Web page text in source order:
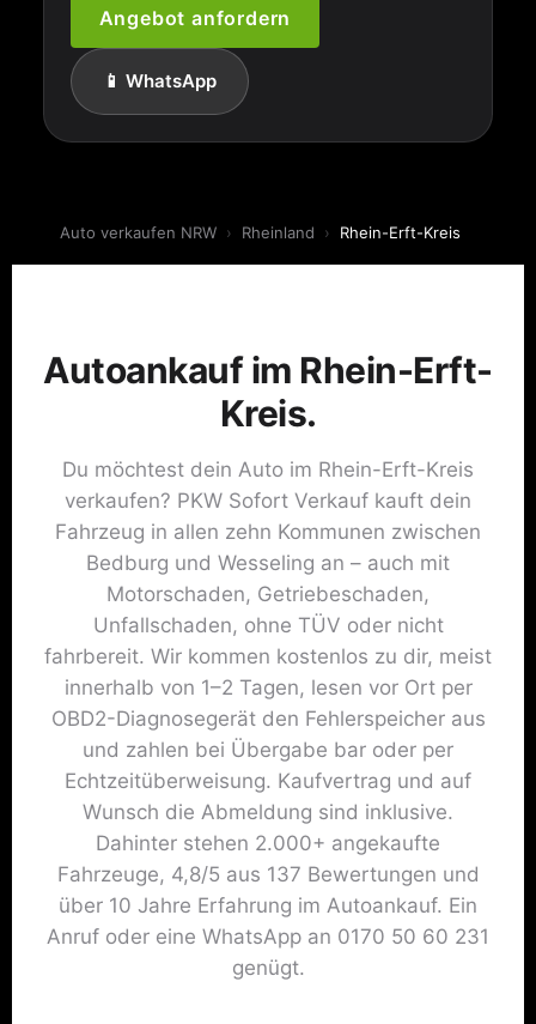
Angebot anfordern
📱 WhatsApp
Auto verkaufen NRW › Rheinland › Rhein-Erft-Kreis
Autoankauf im Rhein-Erft-
Kreis.
Du möchtest dein Auto im Rhein-Erft-Kreis
verkaufen? PKW Sofort Verkauf kauft dein
Fahrzeug in allen zehn Kommunen zwischen
Bedburg und Wesseling an – auch mit
Motorschaden, Getriebeschaden,
Unfallschaden, ohne TÜV oder nicht
fahrbereit. Wir kommen kostenlos zu dir, meist
innerhalb von 1–2 Tagen, lesen vor Ort per
OBD2-Diagnosegerät den Fehlerspeicher aus
und zahlen bei Übergabe bar oder per
Echtzeitüberweisung. Kaufvertrag und auf
Wunsch die Abmeldung sind inklusive.
Dahinter stehen 2.000+ angekaufte
Fahrzeuge, 4,8/5 aus 137 Bewertungen und
über 10 Jahre Erfahrung im Autoankauf. Ein
Anruf oder eine WhatsApp an 0170 50 60 231
genügt.